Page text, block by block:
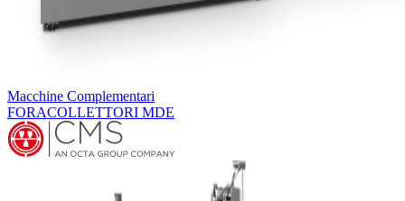
Macchine Complementari
FORACOLLETTORI MDE